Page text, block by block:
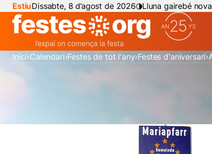
EstiuDissabte, 8 d’agost de 2026 Lluna gairebé nova
Inici Calendari Festes de tot l'any Festes d'aniversari